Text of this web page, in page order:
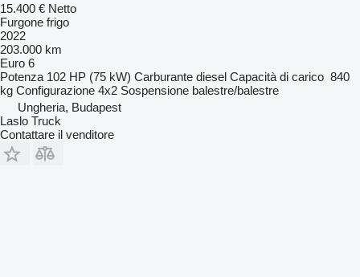
15.400 € Netto
Furgone frigo
2022
203.000 km
Euro 6
Potenza 102 HP (75 kW) Carburante diesel Capacità di carico 840
kg Configurazione 4x2 Sospensione balestre/balestre
Ungheria, Budapest
Laslo Truck
Contattare il venditore